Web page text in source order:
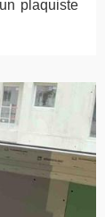
plaquiste